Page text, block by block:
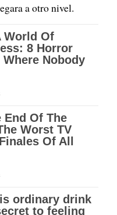
a otro nivel.